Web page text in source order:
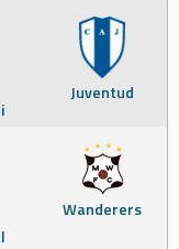
Juventud
Wanderers